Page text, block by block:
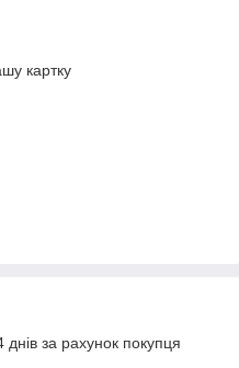
картку
за рахунок покупця